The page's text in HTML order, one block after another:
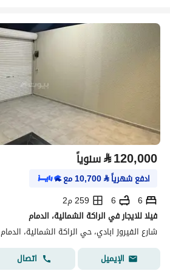
⃁120,000 سنوياً
ادفع شهرياً⃁
10,700مع
6
6
259 م2
فيلا للايجار في الراكة الشمالية، الدمام
شارع الفيروز ابادي، حي الراكة الشمالية، الدمام
الإيميل
اتصال